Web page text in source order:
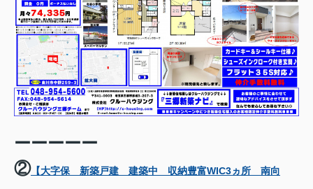
ーーーーー
②【大字保 新築戸建 建築中 収納豊富WIC3ヵ所 南向